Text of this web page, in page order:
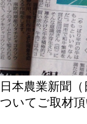
日本農業新聞
ついてご取材